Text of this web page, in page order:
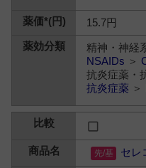
15.7円
精神・神経
NSAIDs ＞
抗炎症薬・
抗炎症薬 ＞
セレ